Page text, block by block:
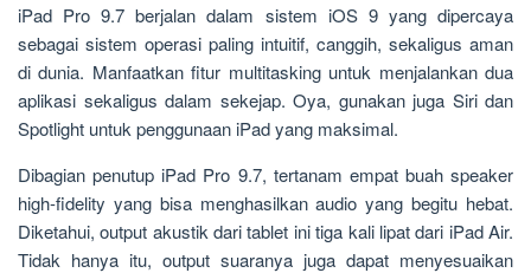
iPad Pro 9.7 berjalan dalam sistem iOS 9 yang dipercaya
sebagai sistem operasi paling intuitif, canggih, sekaligus aman
di dunia. Manfaatkan fitur multitasking untuk menjalankan dua
aplikasi sekaligus dalam sekejap. Oya, gunakan juga Siri dan
Spotlight untuk penggunaan iPad yang maksimal.
Dibagian penutup iPad Pro 9.7, tertanam empat buah speaker
high-fidelity yang bisa menghasilkan audio yang begitu hebat.
Diketahui, output akustik dari tablet ini tiga kali lipat dari iPad Air.
Tidak hanya itu, output suaranya juga dapat menyesuaikan